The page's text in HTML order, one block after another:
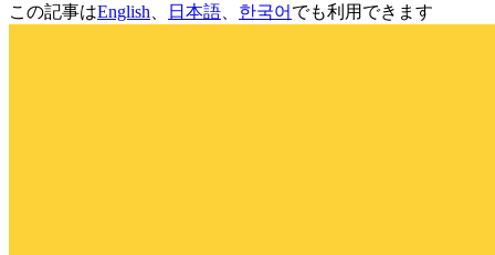
この記事はEnglish 日本語 한국어 でも利用できます